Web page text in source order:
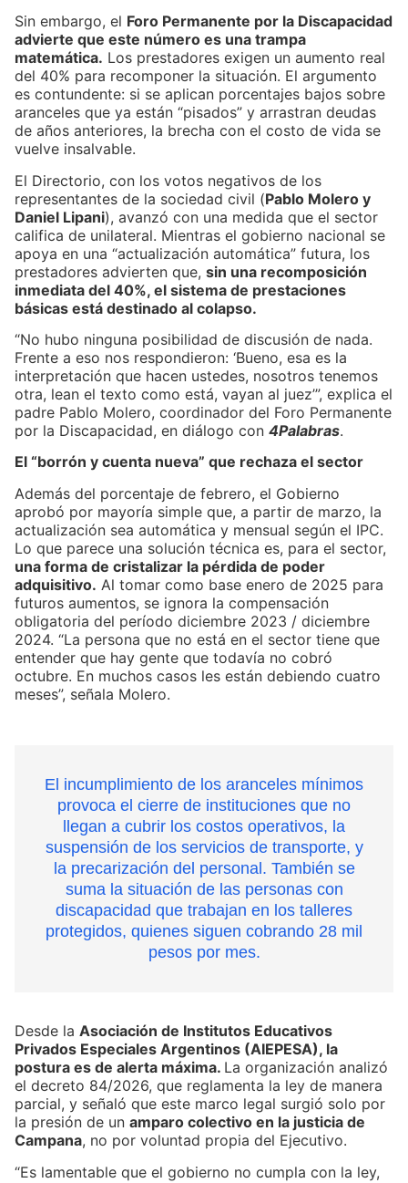
Sin embargo, el Foro Permanente por la Discapacidad
advierte que este número es una trampa
matemática. Los prestadores exigen un aumento real
del 40% para recomponer la situación. El argumento
es contundente: si se aplican porcentajes bajos sobre
aranceles que ya están “pisados” y arrastran deudas
de años anteriores, la brecha con el costo de vida se
vuelve insalvable.
El Directorio, con los votos negativos de los
representantes de la sociedad civil (Pablo Molero y
Daniel Lipani), avanzó con una medida que el sector
califica de unilateral. Mientras el gobierno nacional se
apoya en una “actualización automática” futura, los
prestadores advierten que, sin una recomposición
inmediata del 40%, el sistema de prestaciones
básicas está destinado al colapso.
“No hubo ninguna posibilidad de discusión de nada.
Frente a eso nos respondieron: ‘Bueno, esa es la
interpretación que hacen ustedes, nosotros tenemos
otra, lean el texto como está, vayan al juez’”, explica el
padre Pablo Molero, coordinador del Foro Permanente
por la Discapacidad, en diálogo con 4Palabras.
El “borrón y cuenta nueva” que rechaza el sector
Además del porcentaje de febrero, el Gobierno
aprobó por mayoría simple que, a partir de marzo, la
actualización sea automática y mensual según el IPC.
Lo que parece una solución técnica es, para el sector,
una forma de cristalizar la pérdida de poder
adquisitivo. Al tomar como base enero de 2025 para
futuros aumentos, se ignora la compensación
obligatoria del período diciembre 2023 / diciembre
2024. “La persona que no está en el sector tiene que
entender que hay gente que todavía no cobró
octubre. En muchos casos les están debiendo cuatro
meses”, señala Molero.
El incumplimiento de los aranceles mínimos
provoca el cierre de instituciones que no
llegan a cubrir los costos operativos, la
suspensión de los servicios de transporte, y
la precarización del personal. También se
suma la situación de las personas con
discapacidad que trabajan en los talleres
protegidos, quienes siguen cobrando 28 mil
pesos por mes.
Desde la Asociación de Institutos Educativos
Privados Especiales Argentinos (AIEPESA), la
postura es de alerta máxima. La organización analizó
el decreto 84/2026, que reglamenta la ley de manera
parcial, y señaló que este marco legal surgió solo por
la presión de un amparo colectivo en la justicia de
Campana, no por voluntad propia del Ejecutivo.
“Es lamentable que el gobierno no cumpla con la ley,